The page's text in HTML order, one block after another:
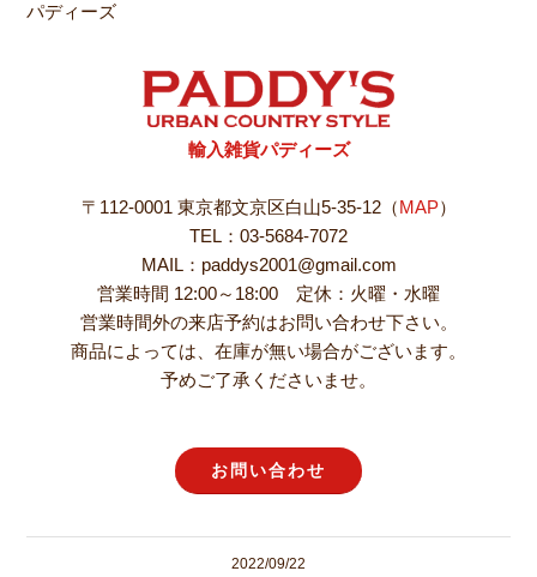
パディーズ
輸入雑貨パディーズ
〒112-0001 東京都文京区白山5-35-12（MAP）
TEL：03-5684-7072
MAIL：paddys2001@gmail.com
営業時間 12:00～18:00 定休：火曜・水曜
営業時間外の来店予約はお問い合わせ下さい。
商品によっては、在庫が無い場合がございます。
予めご了承くださいませ。
お問い合わせ
2022/09/22